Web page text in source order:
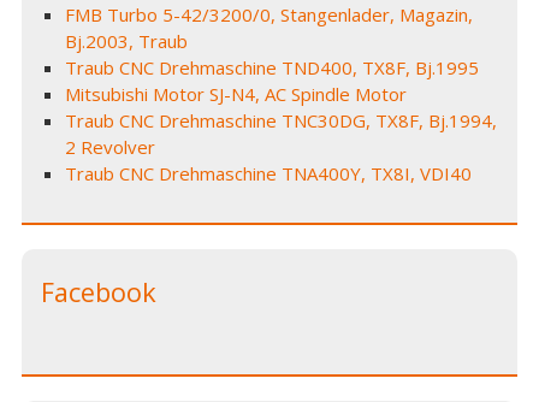
FMB Turbo 5-42/3200/0, Stangenlader, Magazin,
Bj.2003, Traub
Traub CNC Drehmaschine TND400, TX8F, Bj.1995
Mitsubishi Motor SJ-N4, AC Spindle Motor
Traub CNC Drehmaschine TNC30DG, TX8F, Bj.1994,
2 Revolver
Traub CNC Drehmaschine TNA400Y, TX8I, VDI40
Facebook